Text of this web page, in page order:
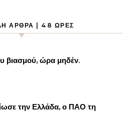
ΆΡΘΡΑ | 48 ΏΡΕΣ
βιασμού, ώρα μηδέν.
την Ελλάδα, ο ΠΑΟ τη